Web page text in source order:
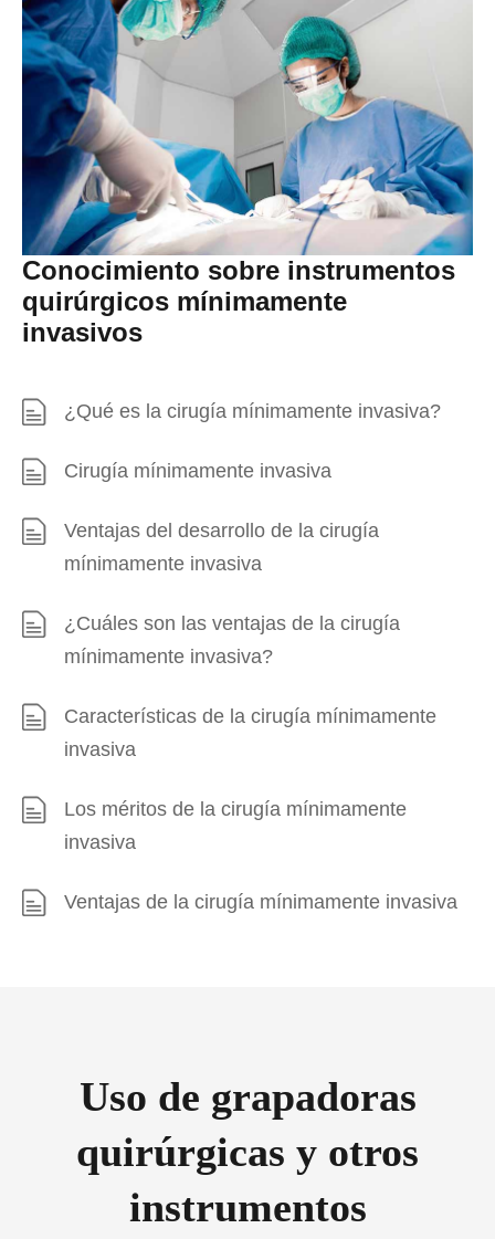
Conocimiento sobre instrumentos
quirúrgicos mínimamente
invasivos
¿Qué es la cirugía mínimamente invasiva?
Cirugía mínimamente invasiva
Ventajas del desarrollo de la cirugía
mínimamente invasiva
¿Cuáles son las ventajas de la cirugía
mínimamente invasiva?
Características de la cirugía mínimamente
invasiva
Los méritos de la cirugía mínimamente
invasiva
Ventajas de la cirugía mínimamente invasiva
Uso de grapadoras
quirúrgicas y otros
instrumentos